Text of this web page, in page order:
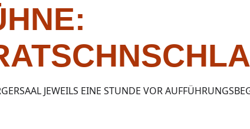
JEWEILS EINE STUNDE VOR